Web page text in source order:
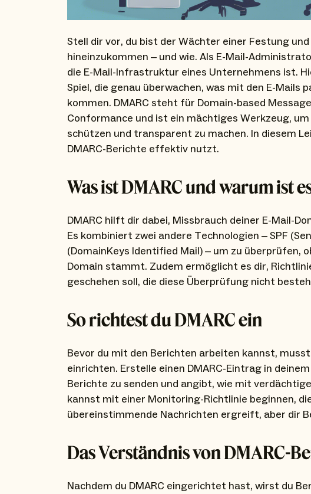
Stell dir vor, du bist der Wächter einer Festung
hineinzukommen – und wie. Als E-Mail-
die E-Mail-Infrastruktur eines Unternehmens ist.
Spiel, die genau überwachen, was mit den E-Mails
kommen. DMARC steht für Domain-based
Conformance und ist ein mächtiges Werkzeug,
schützen und transparent zu machen. In diesem
DMARC-Berichte effektiv nutzt.
Was ist DMARC und warum ist
DMARC hilft dir dabei, Missbrauch deiner E-Mail-
Es kombiniert zwei andere Technologien – SPF
(DomainKeys Identified Mail) – um zu überprüfen,
Domain stammt. Zudem ermöglicht es dir,
geschehen soll, die diese Überprüfung nicht
So richtest du DMARC ein
Bevor du mit den Berichten arbeiten kannst,
einrichten. Erstelle einen DMARC-Eintrag in
Berichte zu senden und angibt, wie mit
kannst mit einer Monitoring-Richtlinie beginnen,
übereinstimmende Nachrichten ergreift, aber dir
Das Verständnis von DMARC-
Nachdem du DMARC eingerichtet hast, wirst du